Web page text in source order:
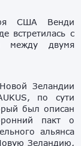
США Венди
встретилась с
между двумя
Зеландии
по сути
был описан
пакт о
альянса
Зеландию,